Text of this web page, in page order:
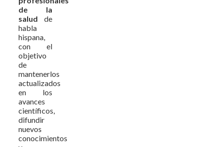
de la
salud de
habla
hispana,
con el
objetivo
de
mantenerlos
actualizados
en los
avances
científicos,
difundir
nuevos
conocimientos